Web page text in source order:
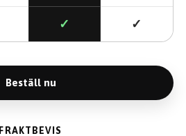
✓ ✓
Beställ nu
FRAKTBEVIS